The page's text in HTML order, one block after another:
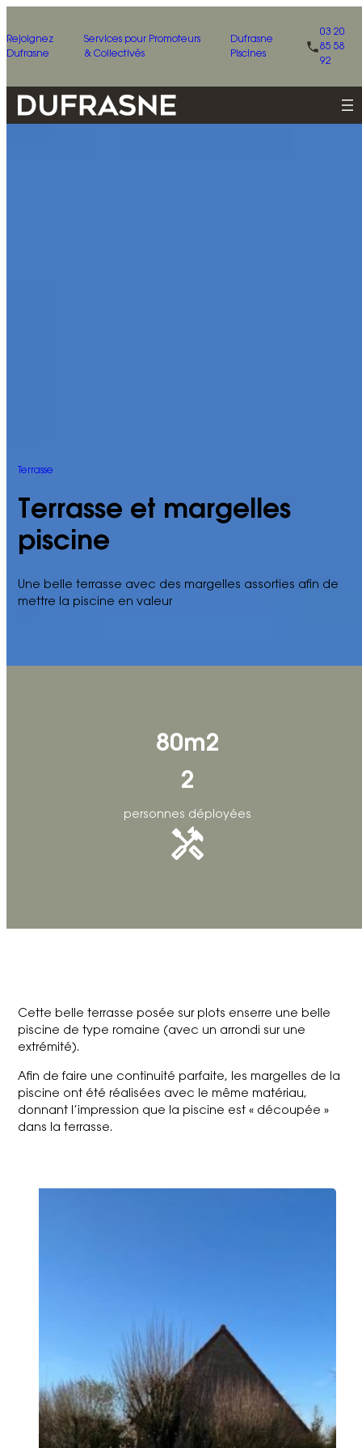
Rejoignez
Dufrasne
Services pour Promoteurs
& Collectivés
Dufrasne
Piscines
03 20
85 58
92
Terrasse
Terrasse et margelles
piscine
Une belle terrasse avec des margelles assorties afin de
mettre la piscine en valeur
80m2
2
personnes déployées
Cette belle terrasse posée sur plots enserre une belle
piscine de type romaine (avec un arrondi sur une
extrémité).
Afin de faire une continuité parfaite, les margelles de la
piscine ont été réalisées avec le même matériau,
donnant l’impression que la piscine est « découpée »
dans la terrasse.